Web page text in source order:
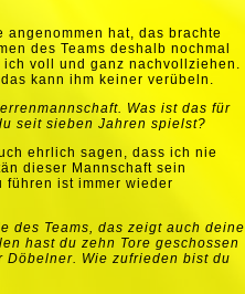
angenommen hat, das brachte
des Teams deshalb nochmal
voll und ganz nachvollziehen.
kann ihm keiner verübeln.
Was ist das für
seit sieben Jahren spielst?
ehrlich sagen, dass ich nie
dieser Mannschaft sein
führen ist immer wieder
des Teams, das zeigt auch deine
hast du zehn Tore geschossen
Döbelner. Wie zufrieden bist du